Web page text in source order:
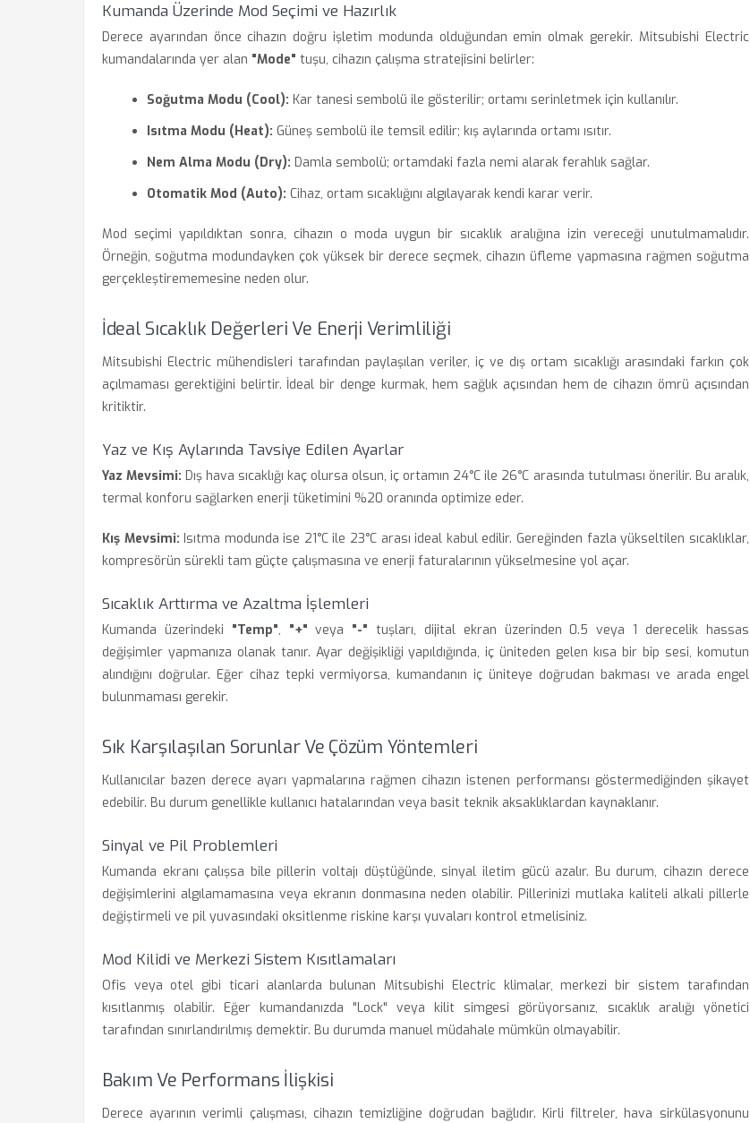
Kumanda Üzerinde Mod Seçimi ve Hazırlık
Derece ayarından önce cihazın doğru işletim modunda olduğundan emin olmak gerekir. Mitsubishi Electric
kumandalarında yer alan "Mode" tuşu, cihazın çalışma stratejisini belirler:
Soğutma Modu (Cool): Kar tanesi sembolü ile gösterilir; ortamı serinletmek için kullanılır.
Isıtma Modu (Heat): Güneş sembolü ile temsil edilir; kış aylarında ortamı ısıtır.
Nem Alma Modu (Dry): Damla sembolü; ortamdaki fazla nemi alarak ferahlık sağlar.
Otomatik Mod (Auto): Cihaz, ortam sıcaklığını algılayarak kendi karar verir.
Mod seçimi yapıldıktan sonra, cihazın o moda uygun bir sıcaklık aralığına izin vereceği unutulmamalıdır.
Örneğin, soğutma modundayken çok yüksek bir derece seçmek, cihazın üfleme yapmasına rağmen soğutma
gerçekleştirememesine neden olur.
İdeal Sıcaklık Değerleri Ve Enerji Verimliliği
Mitsubishi Electric mühendisleri tarafından paylaşılan veriler, iç ve dış ortam sıcaklığı arasındaki farkın çok
açılmaması gerektiğini belirtir. İdeal bir denge kurmak, hem sağlık açısından hem de cihazın ömrü açısından
kritiktir.
Yaz ve Kış Aylarında Tavsiye Edilen Ayarlar
Yaz Mevsimi: Dış hava sıcaklığı kaç olursa olsun, iç ortamın 24°C ile 26°C arasında tutulması önerilir. Bu aralık,
termal konforu sağlarken enerji tüketimini %20 oranında optimize eder.
Kış Mevsimi: Isıtma modunda ise 21°C ile 23°C arası ideal kabul edilir. Gereğinden fazla yükseltilen sıcaklıklar,
kompresörün sürekli tam güçte çalışmasına ve enerji faturalarının yükselmesine yol açar.
Sıcaklık Arttırma ve Azaltma İşlemleri
Kumanda üzerindeki "Temp", "+" veya "-" tuşları, dijital ekran üzerinden 0.5 veya 1 derecelik hassas
değişimler yapmanıza olanak tanır. Ayar değişikliği yapıldığında, iç üniteden gelen kısa bir bip sesi, komutun
alındığını doğrular. Eğer cihaz tepki vermiyorsa, kumandanın iç üniteye doğrudan bakması ve arada engel
bulunmaması gerekir.
Sık Karşılaşılan Sorunlar Ve Çözüm Yöntemleri
Kullanıcılar bazen derece ayarı yapmalarına rağmen cihazın istenen performansı göstermediğinden şikayet
edebilir. Bu durum genellikle kullanıcı hatalarından veya basit teknik aksaklıklardan kaynaklanır.
Sinyal ve Pil Problemleri
Kumanda ekranı çalışsa bile pillerin voltajı düştüğünde, sinyal iletim gücü azalır. Bu durum, cihazın derece
değişimlerini algılamamasına veya ekranın donmasına neden olabilir. Pillerinizi mutlaka kaliteli alkali pillerle
değiştirmeli ve pil yuvasındaki oksitlenme riskine karşı yuvaları kontrol etmelisiniz.
Mod Kilidi ve Merkezi Sistem Kısıtlamaları
Ofis veya otel gibi ticari alanlarda bulunan Mitsubishi Electric klimalar, merkezi bir sistem tarafından
kısıtlanmış olabilir. Eğer kumandanızda "Lock" veya kilit simgesi görüyorsanız, sıcaklık aralığı yönetici
tarafından sınırlandırılmış demektir. Bu durumda manuel müdahale mümkün olmayabilir.
Bakım Ve Performans İlişkisi
Derece ayarının verimli çalışması, cihazın temizliğine doğrudan bağlıdır. Kirli filtreler, hava sirkülasyonunu